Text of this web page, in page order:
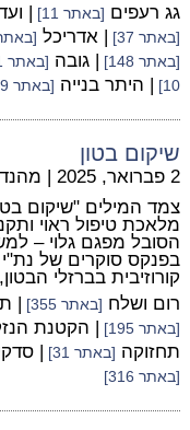
גג רעפים [באתר 11] |
[באתר 37] | אדריכל [באתר
[באתר 148] | גובה [באתר 221]
10]
| היתר בנייה [באתר 39]
שיקום בטון
2 פברואר, 2025 |
צמד המילים "שיקום
מלאכת טיפול ראוי
הסובל מפגם גלוי –
בפנקס סוקרים של
קורוזיבית בברזלי
רום ושלח [באתר 355] |
[באתר 195] | הקטנת
תחזוקה [באתר 31] |
[באתר 316]